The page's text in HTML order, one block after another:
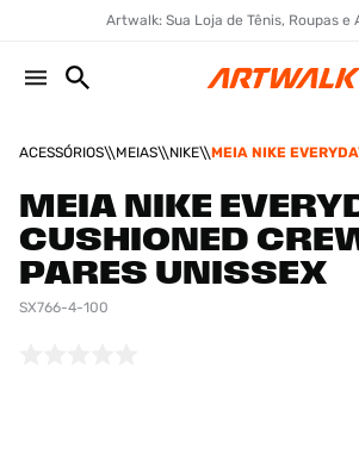
Artwalk: Sua Loja de Tênis, Roupas e
ACESSÓRIOS MEIAS NIKE
MEIA NIKE
MEIA NIKE
CUSHIONED
PARES UNISSEX
SX766-4-100